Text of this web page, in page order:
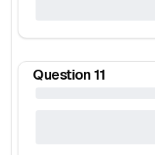
Question 11